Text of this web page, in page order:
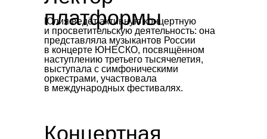
Юлия ведёт активную концертную
и просветительскую деятельность: она
представляла музыкантов России
в концерте ЮНЕСКО, посвящённом
наступлению третьего тысячелетия,
выступала с симфоническими
оркестрами, участвовала
в международных фестивалях.
платформы
Концертная